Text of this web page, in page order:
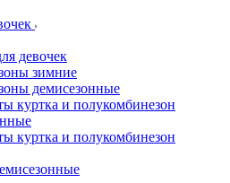
девочек
зимние
демисезонные
куртка и полукомбинезон
куртка и полукомбинезон